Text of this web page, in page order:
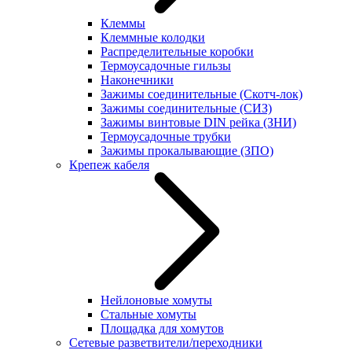
Клеммы
Клеммные колодки
Распределительные коробки
Термоусадочные гильзы
Наконечники
Зажимы соединительные (Скотч-лок)
Зажимы соединительные (СИЗ)
Зажимы винтовые DIN рейка (ЗНИ)
Термоусадочные трубки
Зажимы прокалывающие (ЗПО)
Крепеж кабеля
Нейлоновые хомуты
Стальные хомуты
Площадка для хомутов
Сетевые разветвители/переходники